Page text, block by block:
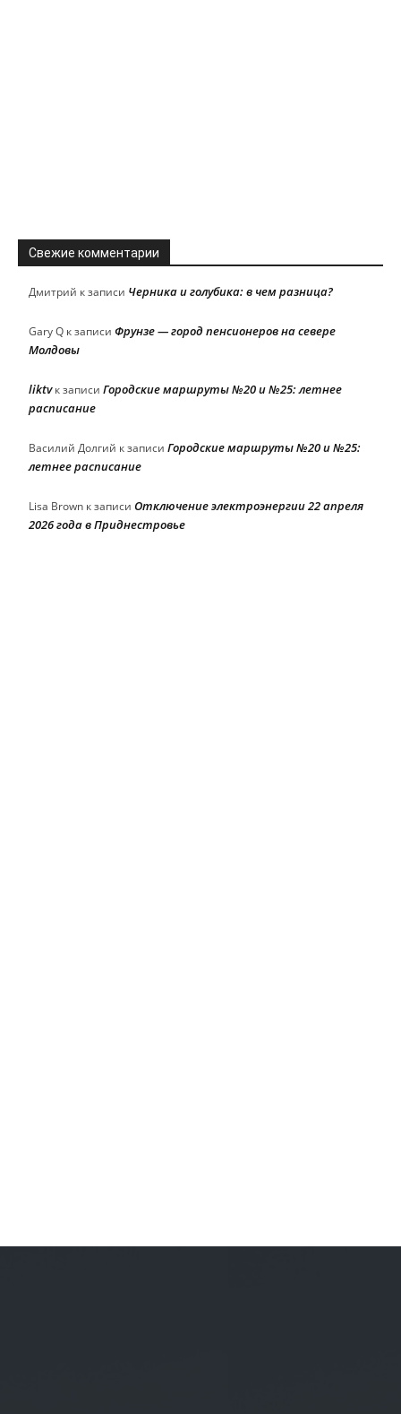
Свежие комментарии
Дмитрий к записи Черника и голубика: в чем разница?
Gary Q к записи Фрунзе — город пенсионеров на севере
Молдовы
liktvк записи Городские маршруты №20 и №25: летнее
расписание
Василий Долгий к записи Городские маршруты №20 и №25:
летнее расписание
Lisa Brown к записи Отключение электроэнергии 22 апреля
2026 года в Приднестровье